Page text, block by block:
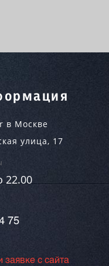
в Москве
улица, 17
22.00
75
заявке с сайта